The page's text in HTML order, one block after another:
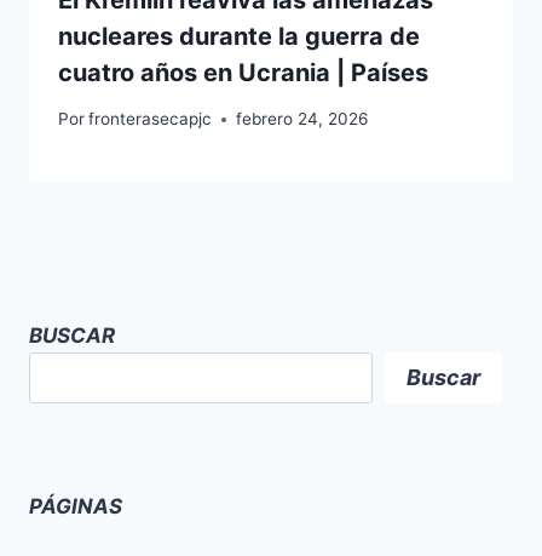
nucleares durante la guerra de
cuatro años en Ucrania | Países
Porfronterasecapjc febrero 24, 2026
BUSCAR
Buscar
PÁGINAS